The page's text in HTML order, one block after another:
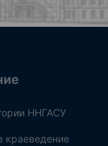
ННГАСУ
краеведение